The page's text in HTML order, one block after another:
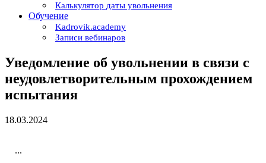
Калькулятор даты увольнения
Обучение
Kadrovik.academy
Записи вебинаров
Уведомление об увольнении в связи с
неудовлетворительным прохождением
испытания
18.03.2024
...